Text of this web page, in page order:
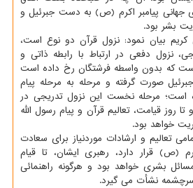
جهانی پیامبر اکرم (ص) به دست جبرئیل و
بشر بود.
بیان نمود: نزول قرآن دو نوع است،
نزول دفعی در ارتباط با رابطه ذاتی و
است که بدون واسطه فرشتگان رخ داده است
صورت گرفته و مرحله به مرحله پیام
است؛ مرحله نخست این نزول تدریجی در
قیامت، تعالیم قرآن و پیام رسول الله
خواهد بود.
تعالیم و ارشادات موردنیاز برای سعادت
(ص) قرار دارد، رهبری ایشان، تا قیام
بشری خواهد بود و هرگونه راهنمائی
سرچشمه نشأت می گیرد.